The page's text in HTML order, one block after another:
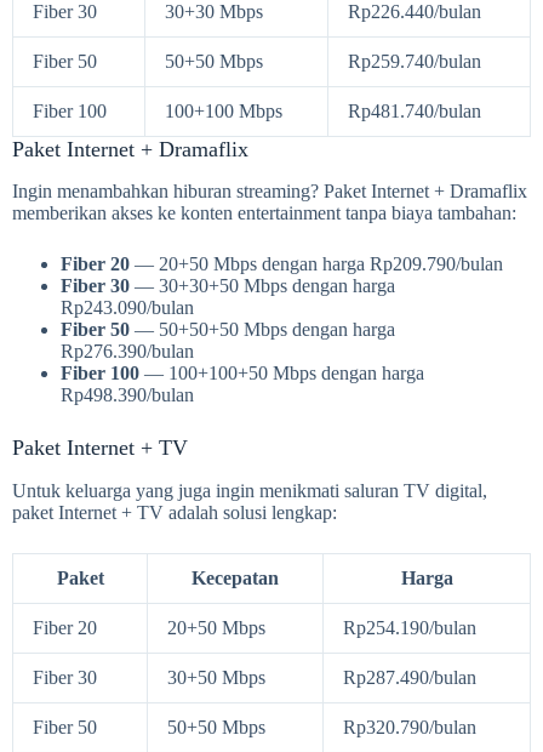
Fiber 30 30+30 Mbps Rp226.440/bulan
Fiber 50 50+50 Mbps Rp259.740/bulan
Fiber 100 100+100 Mbps Rp481.740/bulan
Paket Internet + Dramaflix
Ingin menambahkan hiburan streaming? Paket Internet + Dramaflix
memberikan akses ke konten entertainment tanpa biaya tambahan:
Fiber 20 — 20+50 Mbps dengan harga Rp209.790/bulan
Fiber 30 — 30+30+50 Mbps dengan harga
Rp243.090/bulan
Fiber 50 — 50+50+50 Mbps dengan harga
Rp276.390/bulan
Fiber 100 — 100+100+50 Mbps dengan harga
Rp498.390/bulan
Paket Internet + TV
Untuk keluarga yang juga ingin menikmati saluran TV digital,
paket Internet + TV adalah solusi lengkap:
Paket Kecepatan Harga
Fiber 20 20+50 Mbps Rp254.190/bulan
Fiber 30 30+50 Mbps Rp287.490/bulan
Fiber 50 50+50 Mbps Rp320.790/bulan